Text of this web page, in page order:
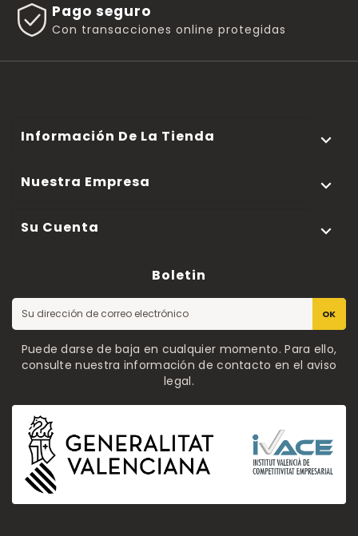
Pago seguro
Con transacciones online protegidas
Información De La Tienda 
Nuestra Empresa 
Su Cuenta 
Boletin
OK
Puede darse de baja en cualquier momento. Para ello,
consulte nuestra información de contacto en el aviso
legal.